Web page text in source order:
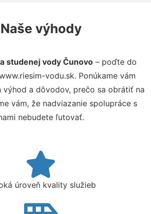
Naše výhody
studenej vody Čunovo– poďte do
vodu.sk. Ponúkame vám
výhod a dôvodov, prečo sa obrátiť na
vám, že nadviazanie spolupráce s
nebudete ľutovať.
úroveň kvality služieb